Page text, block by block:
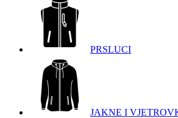
PRSLUCI
JAKNE I